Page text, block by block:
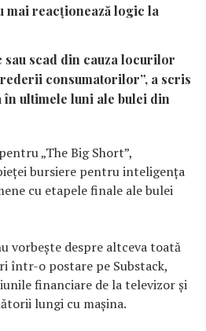
mai reacționează logic la
sau scad din cauza locurilor
consumatorilor”, a scris
în ultimele luni ale bulei din
„The Big Short”,
bursiere pentru inteligența
cu etapele finale ale bulei
vorbește despre altceva toată
într-o postare pe Substack,
financiare de la televizor și
lungi cu mașina.